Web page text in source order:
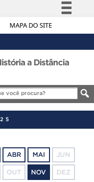
MAPA DO SITE
Simplifique!
Legislação
Canais
a Distância
ABR MAI JUN
OUT NOV DEZ